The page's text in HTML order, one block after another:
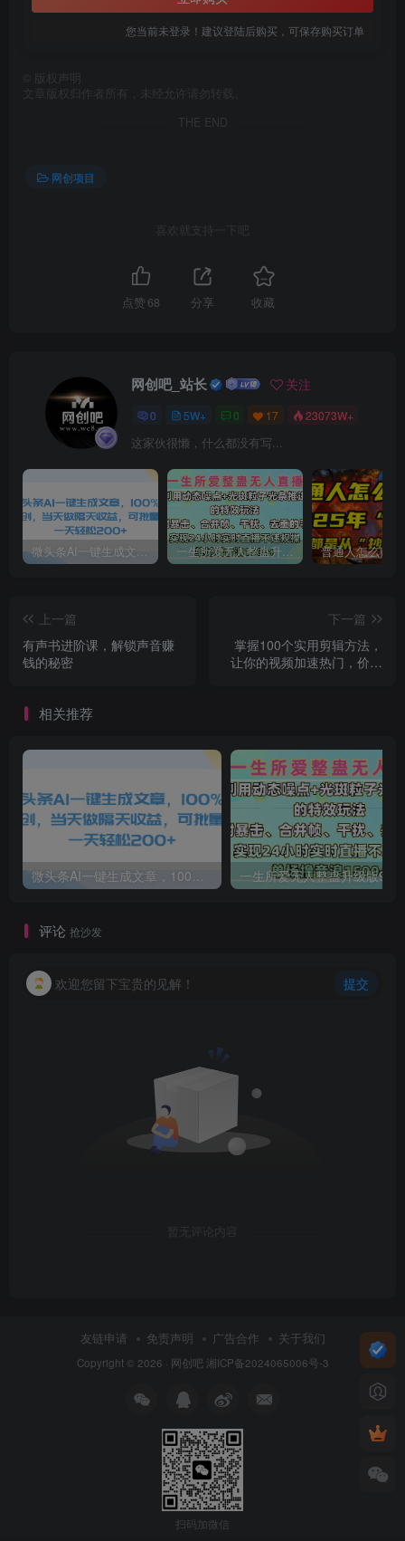
您当前未登录！建议登陆后购买，可保存购买订单
版权声明
文章版权归作者所有，未经允许请勿转载。
THE END
网创项目
喜欢就支持一下吧
点赞 68 分享 收藏
网创吧_站长 关注
0 5W+ 0 17 23073W+
这家伙很懒，什么都没有写...
微头条AI一键生成文章，100%过原创，当天做隔天收益，可批量，一天轻松200+ 一生所爱无人整蛊升级版9.0，利用动态噪点+光斑粒子光条推进的特效玩法，内附暴击、合并帧、干扰、去重的手法，实现24小时实时直播不违规操，单场日入1500+，小白也能无脑驾驭
上一篇
有声书进阶课，解锁声音赚
钱的秘密
下一篇
掌握100个实用剪辑方法，
让你的视频加速热门，价值
相关推荐
微头条AI一键生成文章，100%过原创，当天做隔天收益，可批量，一天轻松200+
评论 抢沙发
欢迎您留下宝贵的见解！ 提交
暂无评论内容
友链申请 免责声明 广告合作 关于我们
Copyright © 2026 · 网创吧 湘ICP备2024065006号-3
扫码加微信